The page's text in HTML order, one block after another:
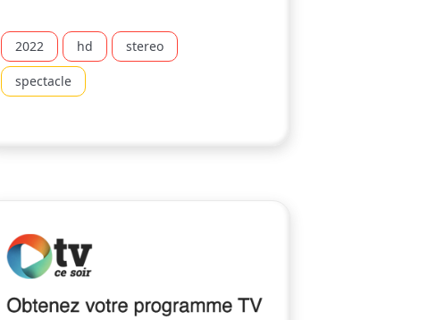
2022 hd stereo
spectacle